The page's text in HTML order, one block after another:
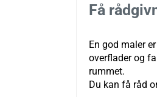
Få
En god maler
overflader og
rummet.
Du kan få råd